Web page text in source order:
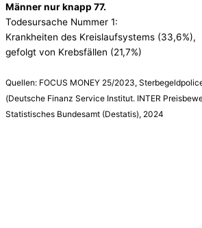
Männer nur knapp 77.
Todesursache Nummer 1:
Krankheiten des Kreislaufsystems (33,6%),
gefolgt von Krebsfällen (21,7%)
Quellen: FOCUS MONEY 25/2023,
(Deutsche Finanz Service Institut. INTER
Statistisches Bundesamt (Destatis), 2024